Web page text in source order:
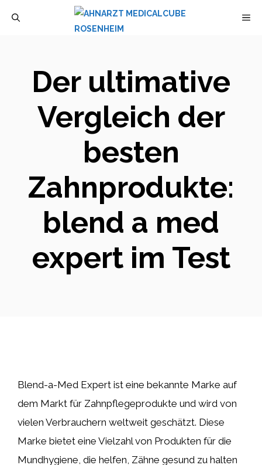
Der ultimative
Vergleich der
besten
Zahnprodukte:
blend a med
expert im Test
Blend-a-Med Expert ist eine bekannte Marke auf
dem Markt für Zahnpflegeprodukte und wird von
vielen Verbrauchern weltweit geschätzt. Diese
Marke bietet eine Vielzahl von Produkten für die
Mundhygiene, die helfen, Zähne gesund zu halten